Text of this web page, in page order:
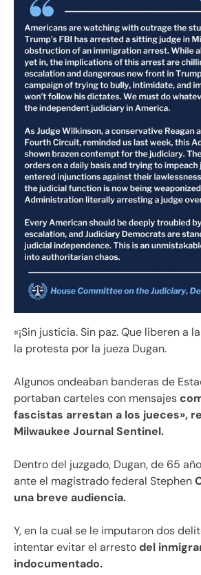
«¡Sin justicia. Sin paz. Que liberen a
la protesta por la jueza Dugan.
Algunos ondeaban banderas de
portaban carteles con mensajes
fascistas arrestan a los jueces»,
Milwaukee Journal Sentinel.
Dentro del juzgado, Dugan, de 65
ante el magistrado federal Stephen
una breve audiencia.
Y, en la cual se le imputaron dos
intentar evitar el arrestodel
indocumentado.